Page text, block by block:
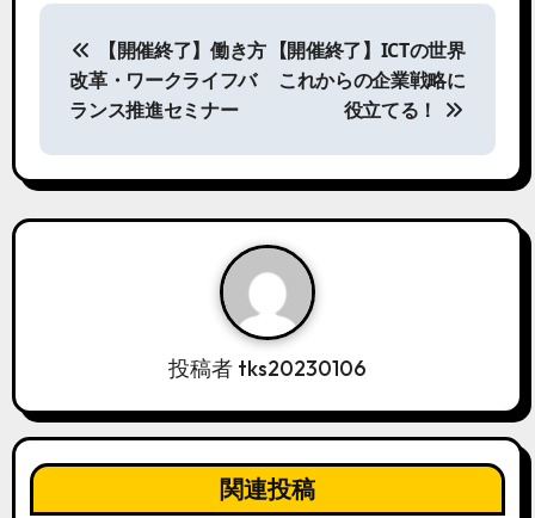
投
シ
ョ
【開催終了】働き方
改革・ワークライフバ
ランス推進セミナー
【開催終了】ICTの世界
これからの企業戦略に
役立てる！
投稿者 tks20230106
関連投稿